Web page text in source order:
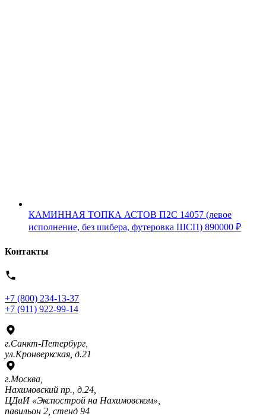
КАМИННАЯ ТОПКА АСТОВ П2С 14057 (левое
исполнение, без шибера, футеровка ШСП) 890000 ₽
Контакты
+7 (800) 234-13-37
+7 (911) 922-99-14
г.Санкт-Петербург,
ул.Кронверкская, д.21
г.Москва,
Нахимовский пр., д.24,
ЦДиИ «Экспострой на Нахимовском»,
павильон 2, стенд 94